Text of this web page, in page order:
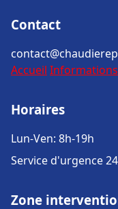
Contact
Accueil Informations
Horaires
Lun-Ven: 8h-19h
Service d'urgence
Zone